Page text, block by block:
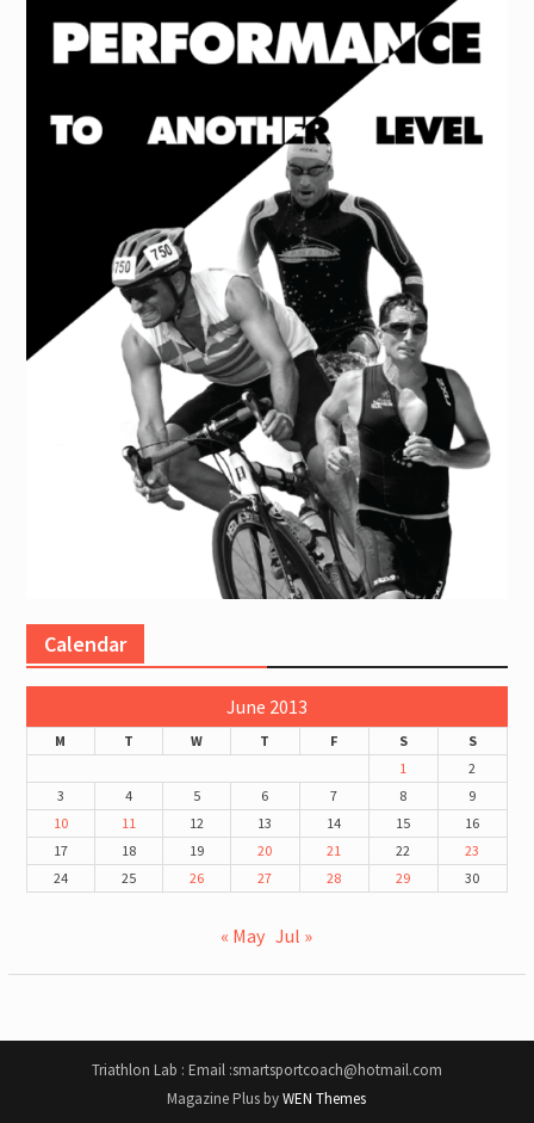
Calendar
June 2013
M T W T F S
S
1
2
3
4 5 6 7 8
9
10
11 12 13 14 15
16
17
18 19 20 21 22
23
24
25 26 27 28 29 30
« May Jul »
Triathlon Lab : Email :smartsportcoach@hotmail.com
Magazine Plus byWEN Themes